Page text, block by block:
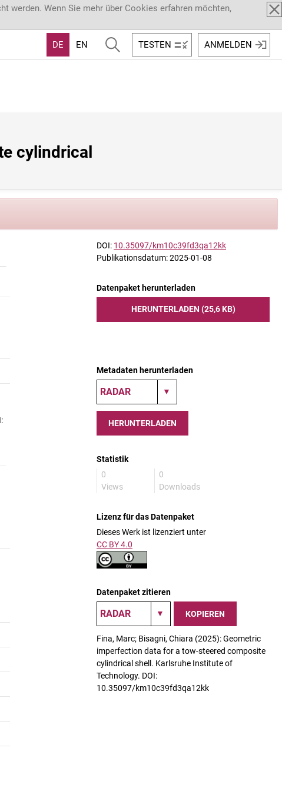
werden. Wenn Sie mehr über Cookies erfahren möchten,
DE EN TESTEN ANMELDEN
cylindrical
DOI: 10.35097/km10c39fd3qa12kk
Publikationsdatum: 2025-01-08
Datenpaket herunterladen
HERUNTERLADEN (25,6 KB)
Metadaten herunterladen
HERUNTERLADEN
Statistik
0
Views
0
Downloads
Lizenz für das Datenpaket
Dieses Werk ist lizenziert unter
CC BY 4.0
Datenpaket zitieren
KOPIEREN
Fina, Marc; Bisagni, Chiara (2025): Geometric
imperfection data for a tow-steered composite
cylindrical shell. Karlsruhe Institute of
Technology. DOI:
10.35097/km10c39fd3qa12kk